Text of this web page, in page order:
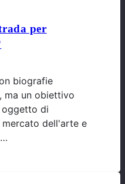
per
biografie
ma un obiettivo
oggetto di
dell'arte e